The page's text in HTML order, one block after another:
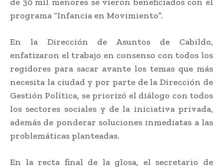
programa “Infancia en Movimiento”.
En la Dirección de Asuntos de Cabildo,
enfatizaron el trabajo en consenso con todos los
regidores para sacar avante los temas que más
necesita la ciudad y por parte de la Dirección de
Gestión Política, se priorizó el diálogo con todos
los sectores sociales y de la iniciativa privada,
además de ponderar soluciones inmediatas a las
problemáticas planteadas.
En la recta final de la glosa, el secretario de